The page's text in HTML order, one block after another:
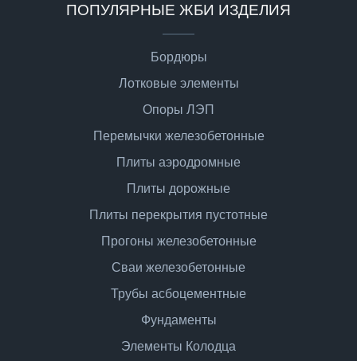
ПОПУЛЯРНЫЕ ЖБИ ИЗДЕЛИЯ
Бордюры
Лотковые элементы
Опоры ЛЭП
Перемычки железобетонные
Плиты аэродромные
Плиты дорожные
Плиты перекрытия пустотные
Прогоны железобетонные
Сваи железобетонные
Трубы асбоцементные
Фундаменты
Элементы Колодца